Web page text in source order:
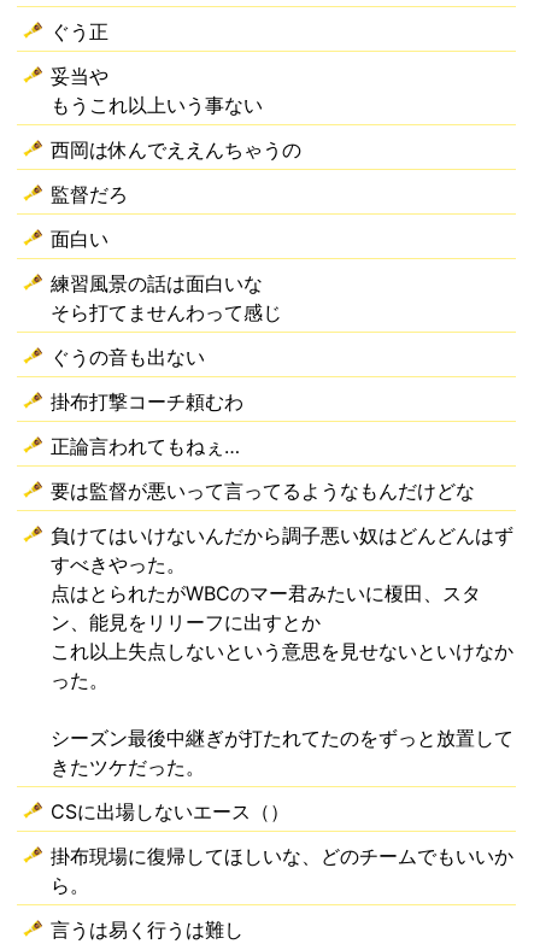
ぐう正
妥当や
もうこれ以上いう事ない
西岡は休んでええんちゃうの
監督だろ
面白い
練習風景の話は面白いな
そら打てませんわって感じ
ぐうの音も出ない
掛布打撃コーチ頼むわ
正論言われてもねぇ…
要は監督が悪いって言ってるようなもんだけどな
負けてはいけないんだから調子悪い奴はどんどんはず
すべきやった。
点はとられたがWBCのマー君みたいに榎田、スタ
ン、能見をリリーフに出すとか
これ以上失点しないという意思を見せないといけなか
った。
シーズン最後中継ぎが打たれてたのをずっと放置して
きたツケだった。
CSに出場しないエース（）
掛布現場に復帰してほしいな、どのチームでもいいか
ら。
言うは易く行うは難し